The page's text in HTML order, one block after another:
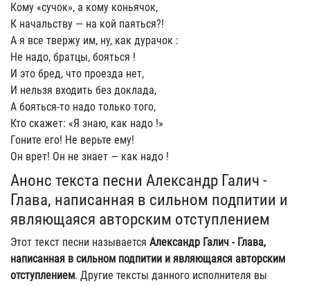
Кому «сучок», а кому коньячок,
К начальству — на кой паяться?!
А я все твержу им, ну, как дурачок :
Не надо, братцы, бояться !
И это бред, что проезда нет,
И нельзя входить без доклада,
А бояться-то надо только того,
Кто скажет: «Я знаю, как надо !»
Гоните его! Не верьте ему!
Он врет! Он не знает — как надо !
Анонс текста песни Александр Галич -
Глава, написанная в сильном подпитии и
являющаяся авторским отступлением
Этот текст песни называется Александр Галич - Глава,
написанная в сильном подпитии и являющаяся авторским
отступлением. Другие тексты данного исполнителя вы